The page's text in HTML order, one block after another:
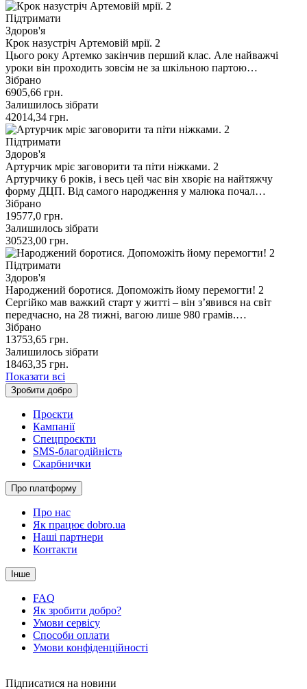
Підтримати
Здоров'я
Крок назустріч Артемовій мрії. 2
Цього року Артемко закінчив перший клас. Але найважчі
уроки він проходить зовсім не за шкільною партою…
Зібрано
6905,66 грн.
Залишилось зібрати
42014,34 грн.
Підтримати
Здоров'я
Артурчик мріє заговорити та піти ніжками. 2
Артурчику 6 років, і весь цей час він хворіє на найтяжчу
форму ДЦП. Від самого народження у малюка почал…
Зібрано
19577,0 грн.
Залишилось зібрати
30523,00 грн.
Підтримати
Здоров'я
Народжений боротися. Допоможіть йому перемогти! 2
Сергійко мав важкий старт у житті – він з’явився на світ
передчасно, на 28 тижні, вагою лише 980 грамів.…
Зібрано
13753,65 грн.
Залишилось зібрати
18463,35 грн.
Показати всі
Зробити добро
Проєкти
Кампанії
Спецпроєкти
SMS-благодійність
Скарбнички
Про платформу
Про нас
Як працює dobro.ua
Наші партнери
Контакти
Інше
FAQ
Як зробити добро?
Умови сервісу
Способи оплати
Умови конфіденційності
Підписатися на новини